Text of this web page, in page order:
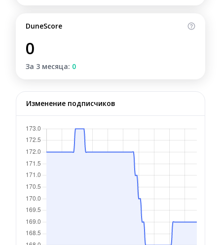
DuneScore
0
За 3 месяца: 0
Изменение подписчиков